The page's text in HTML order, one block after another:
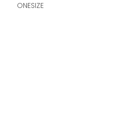
ONESIZE